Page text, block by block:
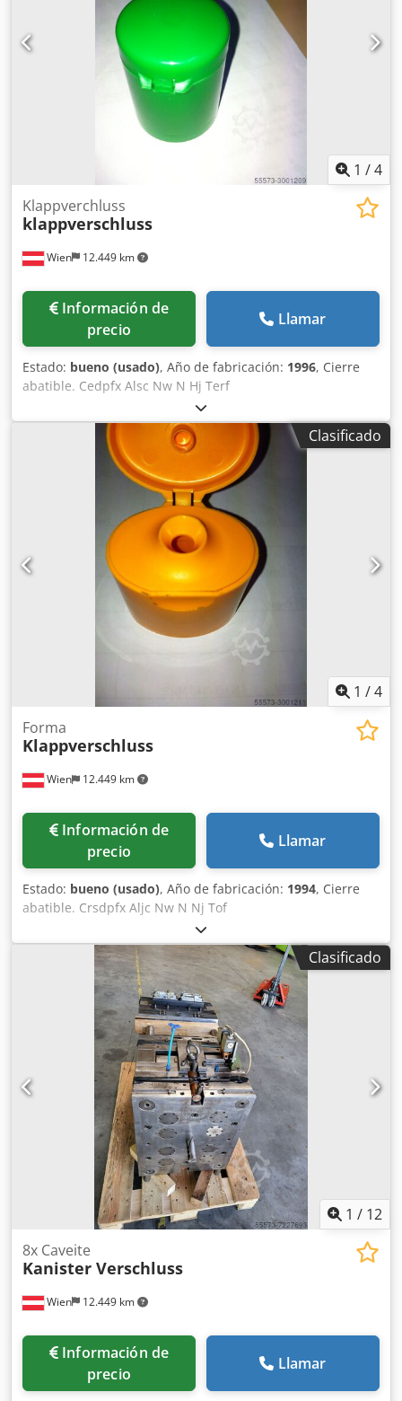
1 /4
Wien 12.449 km
Klappverchluss
klappverschluss
Información de
precio
Llamar
Estado: bueno (usado), Año de fabricación: 1996, Cierre
abatible. Cedpfx Alsc Nw N Hj Terf
Clasificado
1 /4
Wien 12.449 km
Forma
Klappverschluss
Información de
precio
Llamar
Estado: bueno (usado), Año de fabricación: 1994, Cierre
abatible. Crsdpfx Aljc Nw N Nj Tof
Clasificado
1 / 12
Wien 12.449 km
8x Caveite
Kanister Verschluss
Información de
precio
Llamar